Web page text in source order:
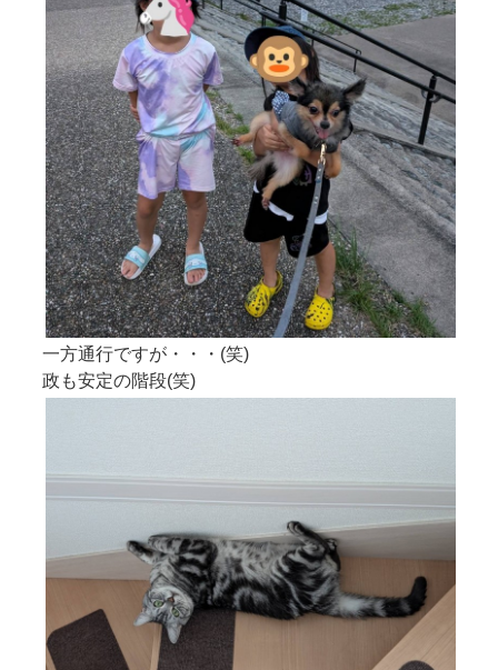
一方通行ですが・・・(笑)
政も安定の階段(笑)